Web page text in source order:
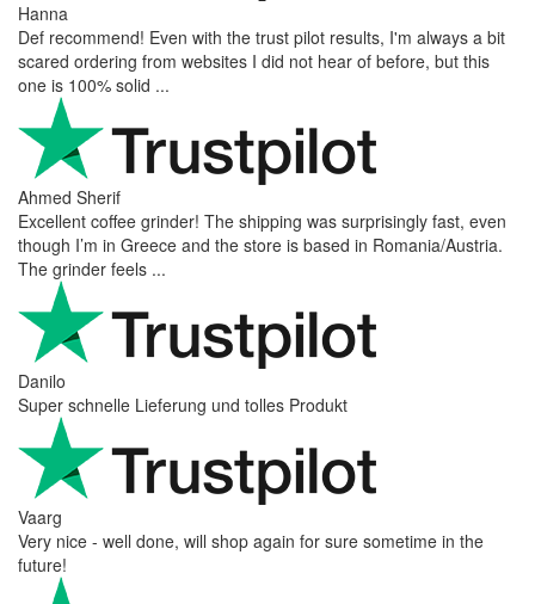
Hanna
Def recommend! Even with the trust pilot results, I'm always a bit
scared ordering from websites I did not hear of before, but this
one is 100% solid ...
Ahmed Sherif
Excellent coffee grinder! The shipping was surprisingly fast, even
though I’m in Greece and the store is based in Romania/Austria.
The grinder feels ...
Danilo
Super schnelle Lieferung und tolles Produkt
Vaarg
Very nice - well done, will shop again for sure sometime in the
future!